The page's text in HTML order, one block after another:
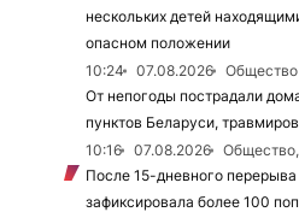
нескольких детей
опасном положении
10:24
07.08.2026
Общество
От непогоды пострадали
пунктов Беларуси,
10:16
07.08.2026
После 15-дневного
зафиксировала более 100